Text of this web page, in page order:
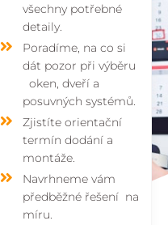
všechny potřebné
detaily.
Poradíme, na co si
dát pozor při výběru
oken, dveří a
posuvných systémů.
Zjistíte orientační
termín dodání a
montáže.
Navrhneme vám
předběžné řešení na
míru.